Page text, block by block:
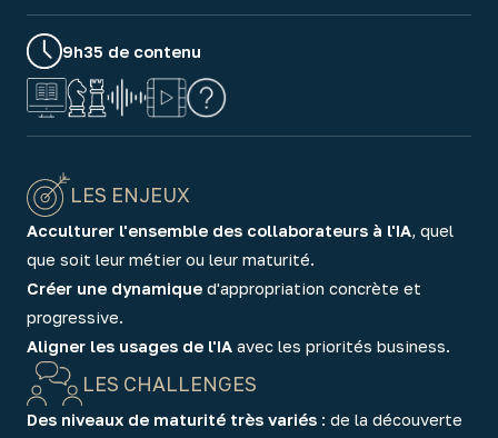
9h35 de contenu
LES ENJEUX
Acculturer l'ensemble des collaborateurs à l'IA, quel
que soit leur métier ou leur maturité.
Créer une dynamique d'appropriation concrète et
progressive.
Aligner les usages de l'IA avec les priorités business.
LES CHALLENGES
Des niveaux de maturité très variés : de la découverte